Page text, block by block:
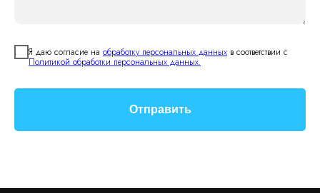
Я даю согласие на обработку персональных данных в соответствии с
Политикой обработки персональных данных.
Отправить